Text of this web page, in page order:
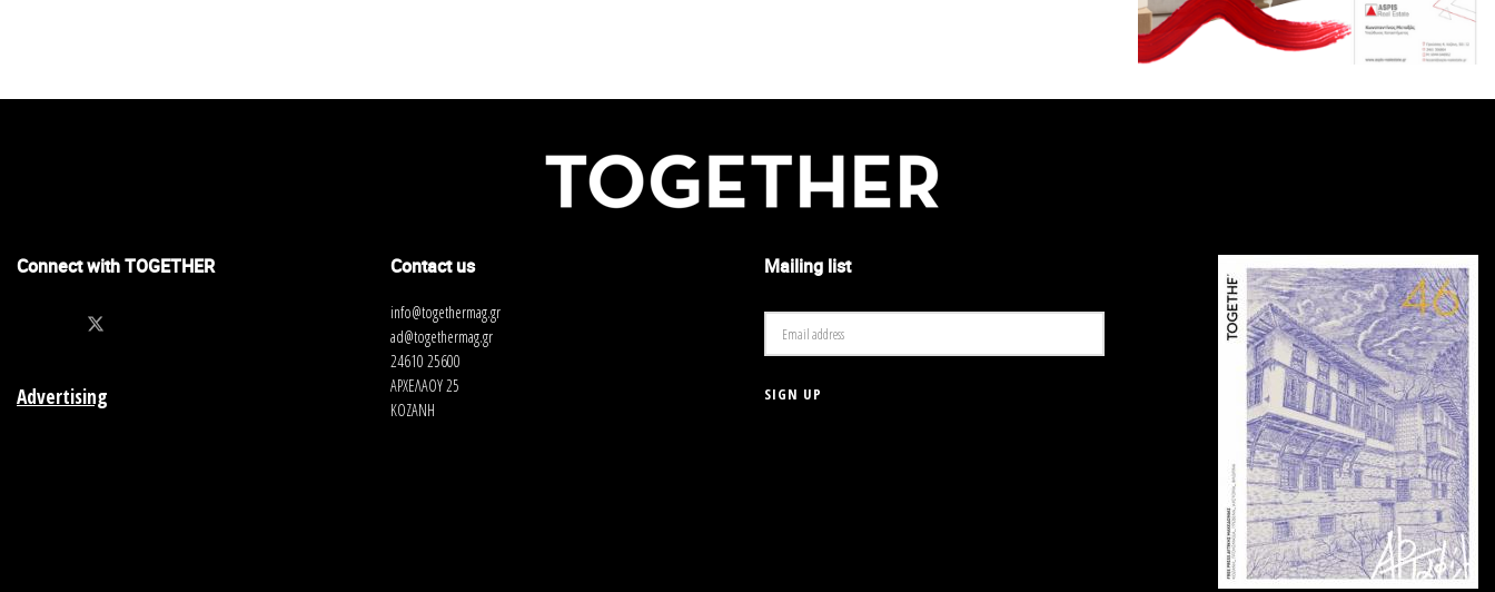
Connect with TOGETHER
Advertising
Contact us
info@togethermag.gr
ad@togethermag.gr
24610 25600
ΑΡΧΕΛΑΟΥ 25
ΚΟΖΑΝΗ
Mailing list